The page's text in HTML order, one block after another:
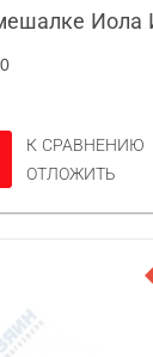
Иола
К СРАВНЕНИЮ
ОТЛОЖИТЬ